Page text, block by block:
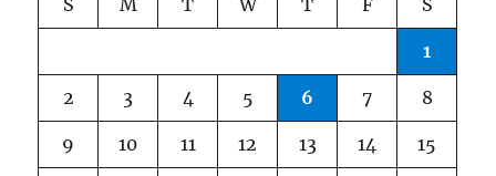
S M T W T F S
1
2 3 4 5 6 7 8
9 10 11 12 13 14 15